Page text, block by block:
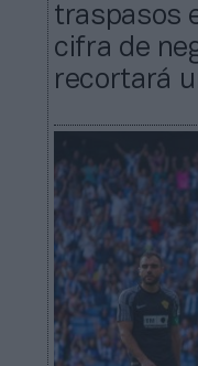
traspasos
cifra de
recortará